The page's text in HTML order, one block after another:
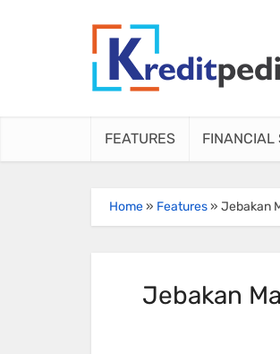
FEATURES FINANCIAL
Home» Features» Jebakan
Jebakan